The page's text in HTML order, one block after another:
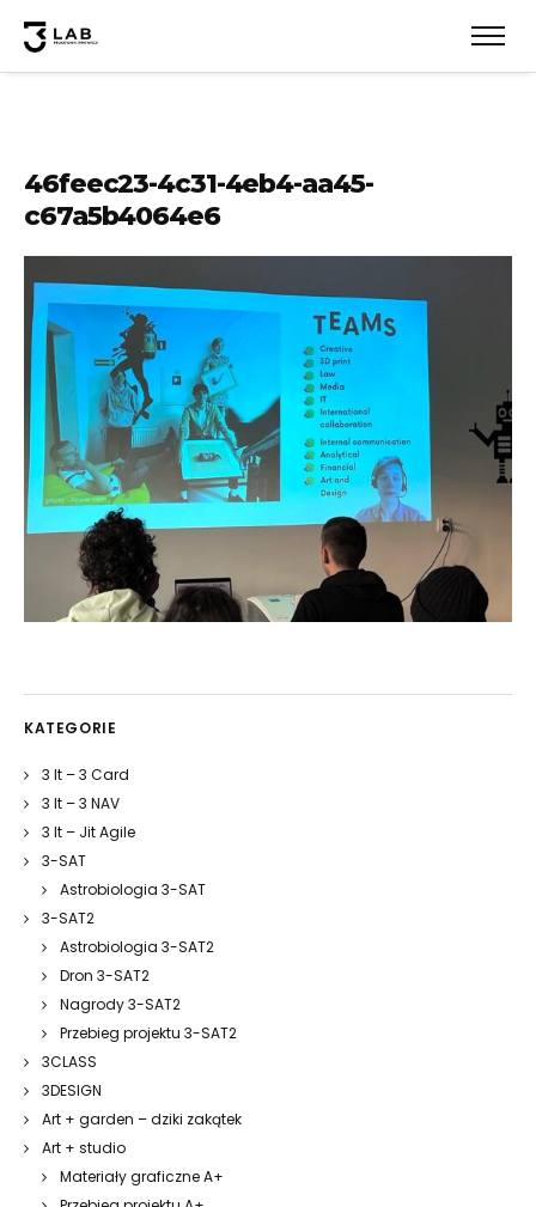
46feec23-4c31-4eb4-aa45-
c67a5b4064e6
KATEGORIE
3 It – 3 Card
3 It – 3 NAV
3 It – Jit Agile
3-SAT
Astrobiologia 3-SAT
3-SAT2
Astrobiologia 3-SAT2
Dron 3-SAT2
Nagrody 3-SAT2
Przebieg projektu 3-SAT2
3CLASS
3DESIGN
Art + garden – dziki zakątek
Art + studio
Materiały graficzne A+